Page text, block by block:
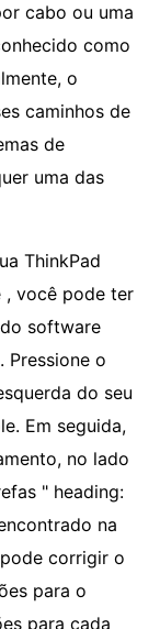
cabo ou uma
como
o
caminhos de
de
uma das
ThinkPad
, você pode ter
software
Pressione o
do seu
Em seguida,
no lado
" heading:
na
corrigir o
para o
para cada